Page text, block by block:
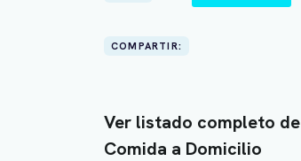
COMPARTIR:
Ver listado completo de
Comida a Domicilio